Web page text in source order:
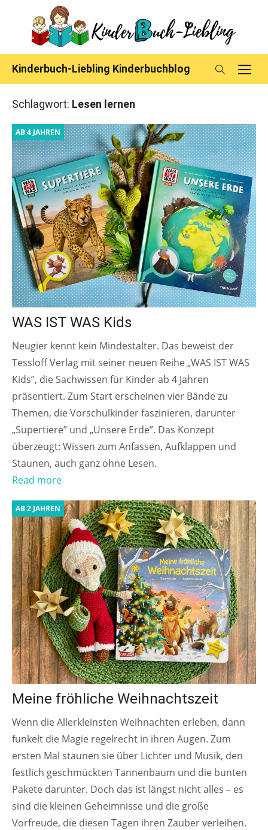
content
Kinderbuch-Liebling Kinderbuchblog
Schlagwort: Lesen lernen
AB 4 JAHREN
WAS IST WAS Kids
Neugier kennt kein Mindestalter. Das beweist der
Tessloff Verlag mit seiner neuen Reihe „WAS IST WAS
Kids”, die Sachwissen für Kinder ab 4 Jahren
präsentiert. Zum Start erscheinen vier Bände zu
Themen, die Vorschulkinder faszinieren, darunter
„Supertiere” und „Unsere Erde”. Das Konzept
überzeugt: Wissen zum Anfassen, Aufklappen und
Staunen, auch ganz ohne Lesen.
Read more
AB 2 JAHREN
Meine fröhliche Weihnachtszeit
Wenn die Allerkleinsten Weihnachten erleben, dann
funkelt die Magie regelrecht in ihren Augen. Zum
ersten Mal staunen sie über Lichter und Musik, den
festlich geschmückten Tannenbaum und die bunten
Pakete darunter. Doch das ist längst nicht alles – es
sind die kleinen Geheimnisse und die große
Vorfreude, die diesen Tagen ihren Zauber verleihen.